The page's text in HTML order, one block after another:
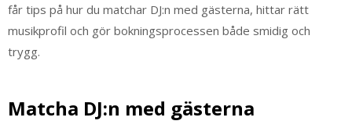
får tips på hur du matchar DJ:n med gästerna, hittar rätt
musikprofil och gör bokningsprocessen både smidig och
trygg.
Matcha DJ:n med gästerna